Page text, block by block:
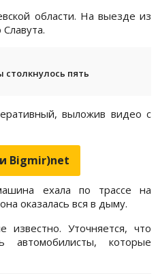
области. На выезде из
столкнулось пять
выложив видео с
Bigmir)net
ехала по трассе на
оказалась вся в дыму.
Уточняется, что
автомобилисты, которые